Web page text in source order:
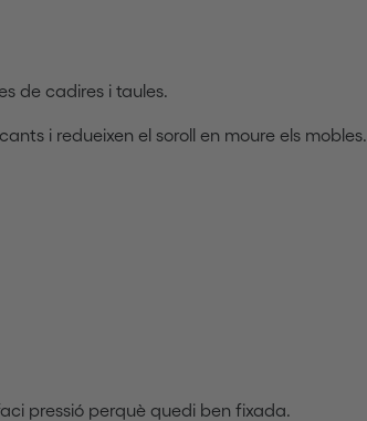
de cadires i taules.
i redueixen el soroll en moure els mobles.
pressió perquè quedi ben fixada.